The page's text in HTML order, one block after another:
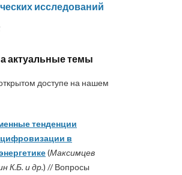
исследований
актуальные темы
доступе на нашем
тенденции
цифровизации в
(Максимцев
К.Б. и др.) // Вопросы